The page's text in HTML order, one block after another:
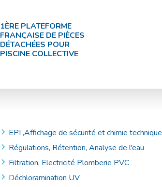
1ÈRE PLATEFORME
FRANÇAISE DE PIÈCES
DÉTACHÉES POUR
PISCINE COLLECTIVE
EPI ,Affichage de sécurité et chimie technique
Régulations, Rétention, Analyse de l'eau
Filtration, Electricité Plomberie PVC
Déchloramination UV